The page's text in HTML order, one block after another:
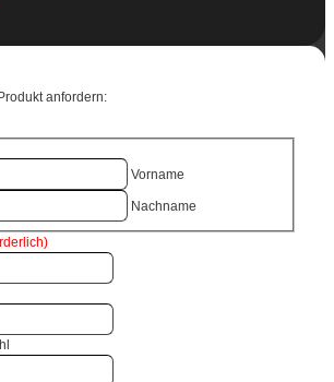
anfordern:
Vorname
Nachname